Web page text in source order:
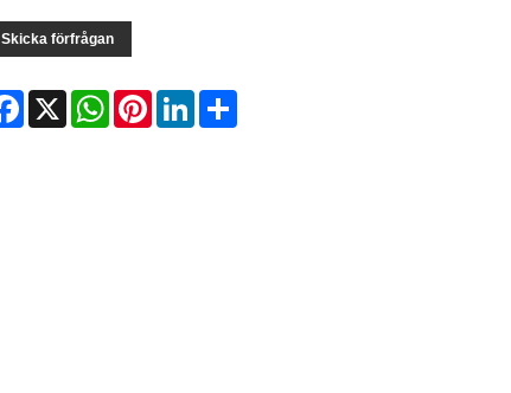
Skicka förfrågan
Facebook
X WhatsAppPinterestLinkedIn